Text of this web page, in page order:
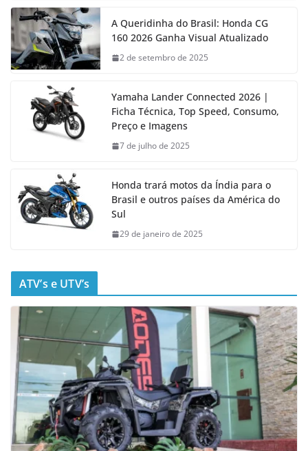
A Queridinha do Brasil: Honda CG
160 2026 Ganha Visual Atualizado
2 de setembro de 2025
Yamaha Lander Connected 2026 |
Ficha Técnica, Top Speed, Consumo,
Preço e Imagens
7 de julho de 2025
Honda trará motos da Índia para o
Brasil e outros países da América do
Sul
29 de janeiro de 2025
ATV’s e UTV’s